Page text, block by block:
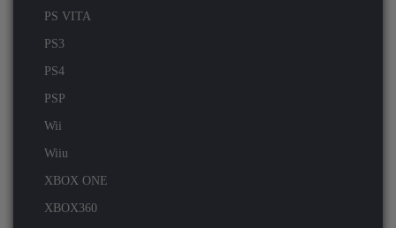
PS VITA
PS3
PS4
PSP
Wii
Wiiu
XBOX ONE
XBOX360